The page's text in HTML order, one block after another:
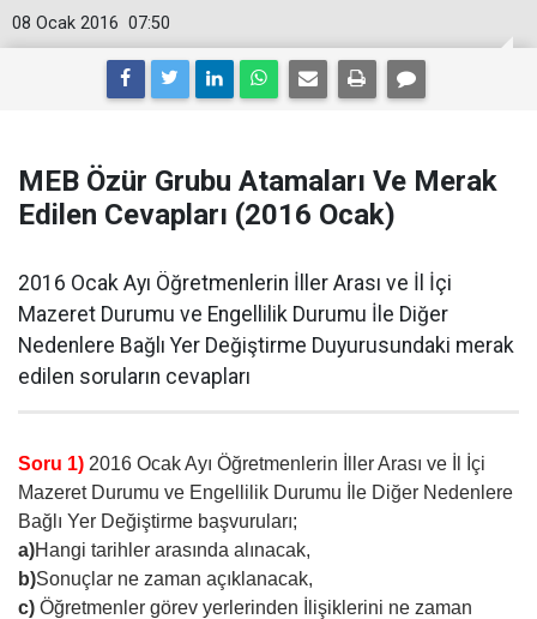
07:50
08 Ocak 2016
MEB Özür Grubu Atamaları Ve Merak
Edilen Cevapları (2016 Ocak)
2016 Ocak Ayı Öğretmenlerin İller Arası ve İl İçi
Mazeret Durumu ve Engellilik Durumu İle Diğer
Nedenlere Bağlı Yer Değiştirme Duyurusundaki merak
edilen soruların cevapları
Soru 1) 2016 Ocak Ayı Öğretmenlerin İller Arası ve İl İçi
Mazeret Durumu ve Engellilik Durumu İle Diğer Nedenlere
Bağlı Yer Değiştirme başvuruları;
a)Hangi tarihler arasında alınacak,
b)Sonuçlar ne zaman açıklanacak,
c) Öğretmenler görev yerlerinden İlişiklerini ne zaman